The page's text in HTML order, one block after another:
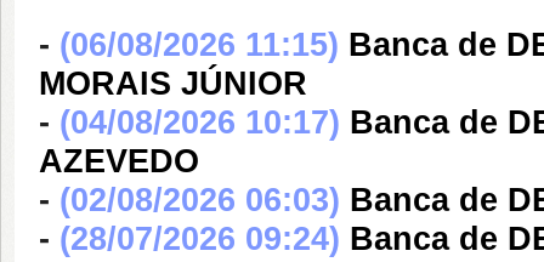
- (06/08/2026 11:15) Banca de
MORAIS JÚNIOR
- (04/08/2026 10:17) Banca de
AZEVEDO
- (02/08/2026 06:03) Banca de
- (28/07/2026 09:24) Banca de